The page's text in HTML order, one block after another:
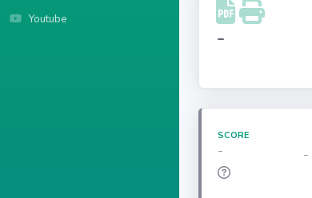
Youtube
-
SCORE
- -